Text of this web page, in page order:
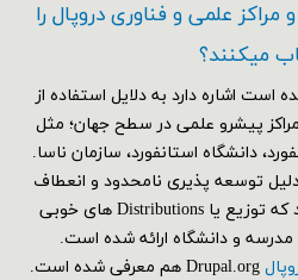
مراکز علمی و فناوری دروپال را
میکنند؟
است اشاره دارد به دلایل استفاده از
پیشرو علمی در سطح جهان؛ مثل
دانشگاه استانفورد، سازمان ناسا.
توسعه پذیری نامحدود و انعطاف
دروپال هست. خب اشاره شود که توزیع یا Distributions های خوبی
و دانشگاه ارائه شده است.
Drupal.org هم معرفی شده است.